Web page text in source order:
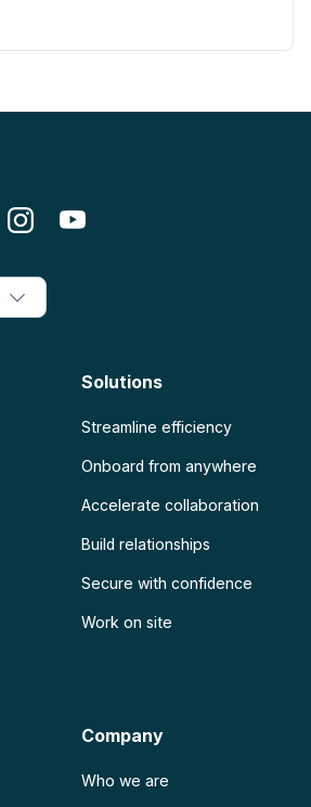
Solutions
Streamline efficiency
Onboard from anywhere
Accelerate collaboration
Build relationships
Secure with confidence
Work on site
Company
Who we are